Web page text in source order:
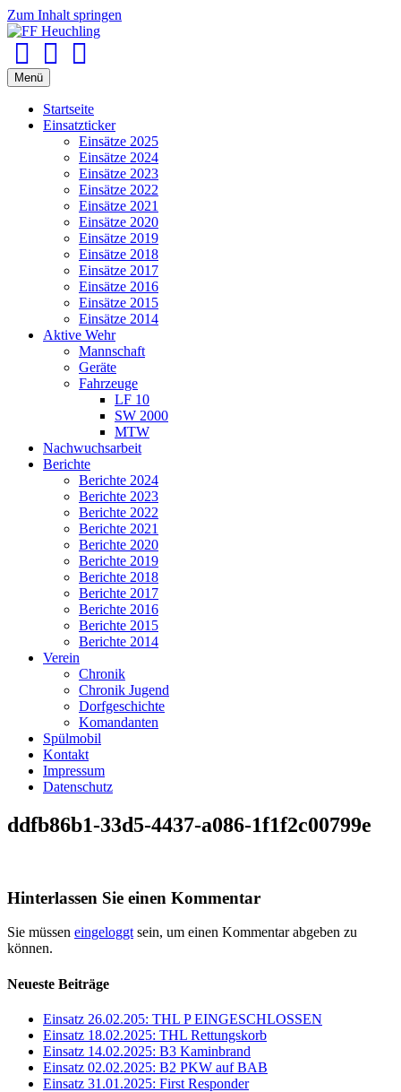
Zum Inhalt springen
Menü
Startseite
Einsatzticker
Einsätze 2025
Einsätze 2024
Einsätze 2023
Einsätze 2022
Einsätze 2021
Einsätze 2020
Einsätze 2019
Einsätze 2018
Einsätze 2017
Einsätze 2016
Einsätze 2015
Einsätze 2014
Aktive Wehr
Mannschaft
Geräte
Fahrzeuge
LF 10
SW 2000
MTW
Nachwuchsarbeit
Berichte
Berichte 2024
Berichte 2023
Berichte 2022
Berichte 2021
Berichte 2020
Berichte 2019
Berichte 2018
Berichte 2017
Berichte 2016
Berichte 2015
Berichte 2014
Verein
Chronik
Chronik Jugend
Dorfgeschichte
Komandanten
Spülmobil
Kontakt
Impressum
Datenschutz
ddfb86b1-33d5-4437-a086-1f1f2c00799e
Hinterlassen Sie einen Kommentar
Sie müssen eingeloggt sein, um einen Kommentar abgeben zu
können.
Neueste Beiträge
Einsatz 26.02.205: THL P EINGESCHLOSSEN
Einsatz 18.02.2025: THL Rettungskorb
Einsatz 14.02.2025: B3 Kaminbrand
Einsatz 02.02.2025: B2 PKW auf BAB
Einsatz 31.01.2025: First Responder